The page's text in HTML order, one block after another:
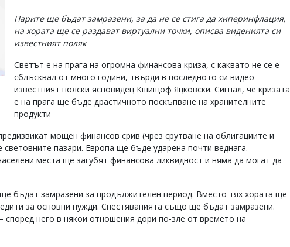
Парите ще бъдат замразени, за да не се стига да хиперинфлация,
на хората ще се раздават виртуални точки, описва виденията си
известният поляк
Светът е на прага на огромна финансова криза, с каквато не се е
сблъсквал от много години, твърди в последното си видео
известният полски ясновидец Кшищоф Яцковски. Сигнал, че кризата
е на прага ще бъде драстичното поскъпване на хранителните
продукти
мощен финансов срив (чрез срутване на облигациите и
пазари. Европа ще бъде ударена почти веднага.
места ще загубят финансова ликвидност и няма да могат да
бъдат замразени за продължителен период. Вместо тях хората ще
за основни нужди. Спестяванията също ще бъдат замразени.
него в някои отношения дори по-зле от времето на